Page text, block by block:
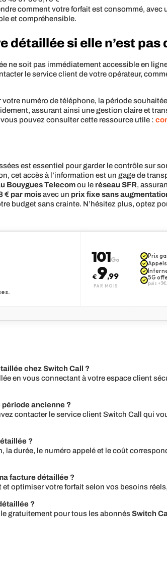
comment votre forfait est consommé,
et compréhensible.
détaillée si elle n’est
ne soit pas immédiatement accessible en
le service client de votre opérateur,
numéro de téléphone, la période
assurant ainsi une gestion claire et
pouvez consulter cette ressource utile :
est essentiel pour garder le contrôle sur
cet accès à l’information est un gage de
Bouygues Telecomou le réseau SFR,
€ par moisavec un prix fixe sans
budget sans crainte. N’hésitez plus, optez
101Go
€9,99
PAR MOIS
Prix
5G
puis
chez Switch Call ?
en vous connectant à votre espace client
période ancienne ?
contacter le service client Switch Call qui
?
durée, le numéro appelé et le coût
facture détaillée ?
optimiser votre forfait selon vos besoins
?
gratuitement pour tous les abonnésSwitch